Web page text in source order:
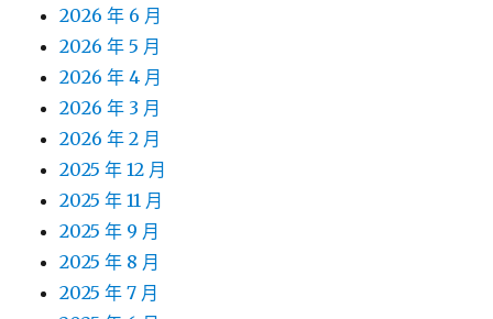
2026 年 6 月
2026 年 5 月
2026 年 4 月
2026 年 3 月
2026 年 2 月
2025 年 12 月
2025 年 11 月
2025 年 9 月
2025 年 8 月
2025 年 7 月